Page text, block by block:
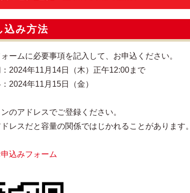
込み方法
ームに必要事項を記入して、お申込ください。
2024年11月14日（木）正午12:00まで
2024年11月15日（金）
のアドレスでご登録ください。
レスだと容量の関係ではじかれることがあります。
込みフォーム